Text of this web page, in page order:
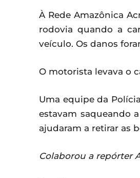
À Rede Amazônica
rodovia quando a
veículo. Os danos
O motorista levava o
Uma equipe da
estavam saqueando
ajudaram a retirar as
Colaborou a repórter